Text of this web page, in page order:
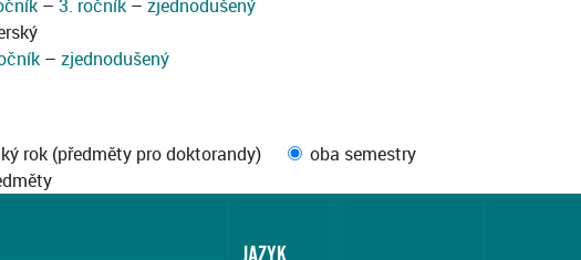
– 3. ročník – zjednodušený
– zjednodušený
rok (předměty pro doktorandy)
oba semestry